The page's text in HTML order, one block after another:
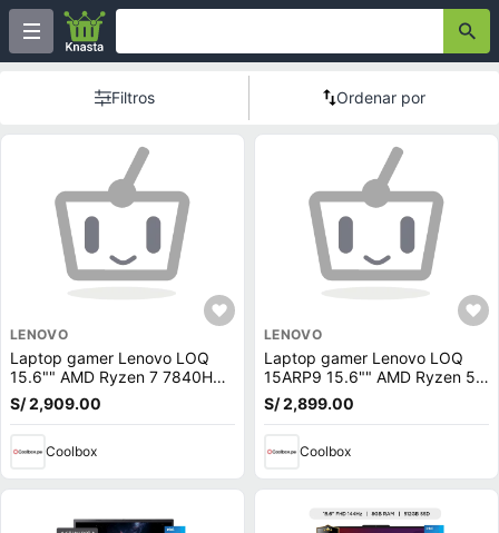
Filtros Ordenar por
LENOVO
Laptop gamer Lenovo LOQ
15.6"" AMD Ryzen 7 7840HS,
512GB SSD, 16GB RAM, RTX
4050 6GB, Win11 Home, gris
S/ 2,909.00
Coolbox
LENOVO
Laptop gamer Lenovo LOQ
15ARP9 15.6"" AMD Ryzen 5-
7235HS, 512GB SSD, 12GB
RAM, GeForce RTX 3050,
S/ 2,899.00
Coolbox